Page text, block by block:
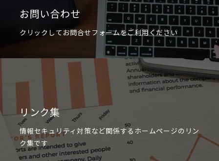
お問い合わせ
クリックしてお問合せフォームをご利用ください
リンク集
情報セキュリティ対策など関係するホームページのリン
ク集です